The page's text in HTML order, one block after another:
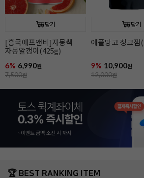
담기
[흥국에프앤비]자몽쌕
자몽알갱이(425g)
6% 6,990원
7,500원
담기
애플망고 청크
9% 10,900원
12,000원
🏆 BEST RANKING ITEM